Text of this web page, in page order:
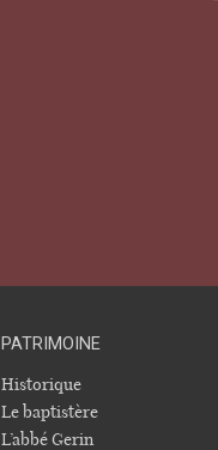
PATRIMOINE
Historique
Le baptistère
L’abbé Gerin